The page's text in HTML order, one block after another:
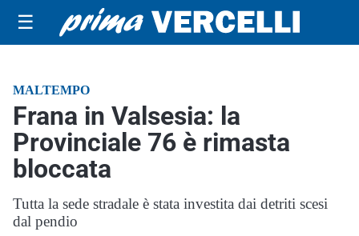
☰
MALTEMPO
Frana in Valsesia: la
Provinciale 76 è rimasta
bloccata
Tutta la sede stradale è stata investita dai detriti scesi
dal pendio